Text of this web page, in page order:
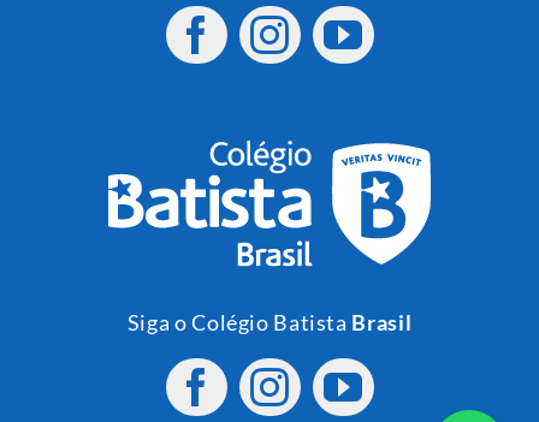
Siga o Colégio Batista Brasil